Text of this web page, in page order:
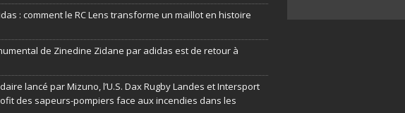
: comment le RC Lens transforme un maillot en histoire
de Zinedine Zidane par adidas est de retour à
lancé par Mizuno, l’U.S. Dax Rugby Landes et Intersport
des sapeurs-pompiers face aux incendies dans les